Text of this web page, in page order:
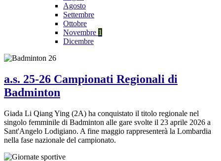
Agosto
Settembre
Ottobre
Novembre 1
Dicembre
a.s. 25-26 Campionati Regionali di
Badminton
Giada Li Qiang Ying (2A) ha conquistato il titolo regionale nel
singolo femminile di Badminton alle gare svolte il 23 aprile 2026 a
Sant'Angelo Lodigiano. A fine maggio rappresenterà la Lombardia
nella fase nazionale del campionato.